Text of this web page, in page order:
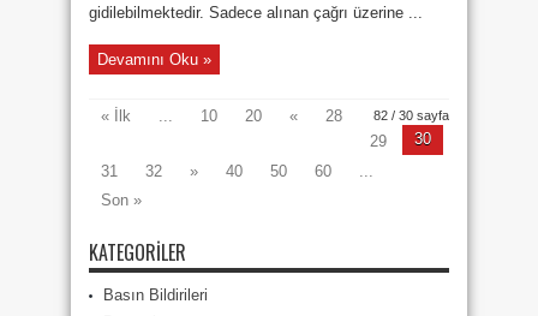
gidilebilmektedir. Sadece alınan çağrı üzerine ...
Devamını Oku »
82 / 30 sayfa
« İlk ... 10 20 «
28
29
30
31
32 » 40 50 60
...
Son »
KATEGORILER
Basın Bildirileri